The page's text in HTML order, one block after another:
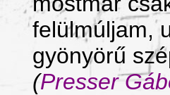
felülmúljam,
gyönyörű
(Presser